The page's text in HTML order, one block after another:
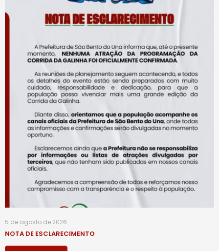
5 de agosto de 2026
NOTA DE ESCLARECIMENTO